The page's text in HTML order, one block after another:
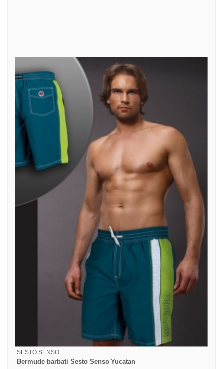
SESTO SENSO
Bermude barbati Sesto Senso Yucatan